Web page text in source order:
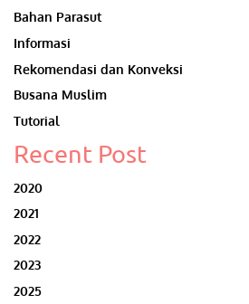
Bahan Parasut
Informasi
Rekomendasi dan Konveksi
Busana Muslim
Tutorial
Recent Post
2020
2021
2022
2023
2025